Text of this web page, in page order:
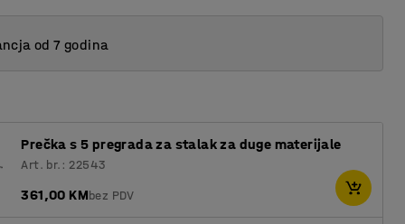
od 7 godina
Prečka s 5 pregrada za stalak za duge materijale
Art. br.: 22543
361,00 KMbez PDV